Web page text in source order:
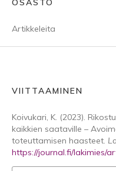
OSASTO
Artikkeleita
VIITTAAMINEN
Koivukari, K. (2023).
kaikkien saataville –
toteuttamisen haasteet.
https://journal.fi/lakimies/